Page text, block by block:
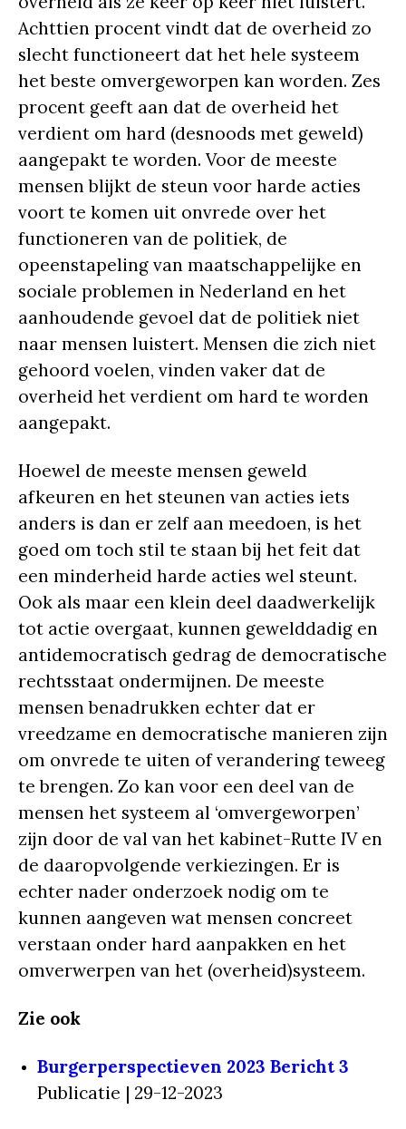
Achttien procent vindt dat de overheid zo
slecht functioneert dat het hele systeem
het beste omvergeworpen kan worden. Zes
procent geeft aan dat de overheid het
verdient om hard (desnoods met geweld)
aangepakt te worden. Voor de meeste
mensen blijkt de steun voor harde acties
voort te komen uit onvrede over het
functioneren van de politiek, de
opeenstapeling van maatschappelijke en
sociale problemen in Nederland en het
aanhoudende gevoel dat de politiek niet
naar mensen luistert. Mensen die zich niet
gehoord voelen, vinden vaker dat de
overheid het verdient om hard te worden
aangepakt.
Hoewel de meeste mensen geweld
afkeuren en het steunen van acties iets
anders is dan er zelf aan meedoen, is het
goed om toch stil te staan bij het feit dat
een minderheid harde acties wel steunt.
Ook als maar een klein deel daadwerkelijk
tot actie overgaat, kunnen gewelddadig en
antidemocratisch gedrag de democratische
rechtsstaat ondermijnen. De meeste
mensen benadrukken echter dat er
vreedzame en democratische manieren zijn
om onvrede te uiten of verandering teweeg
te brengen. Zo kan voor een deel van de
mensen het systeem al ‘omvergeworpen’
zijn door de val van het kabinet-Rutte IV en
de daaropvolgende verkiezingen. Er is
echter nader onderzoek nodig om te
kunnen aangeven wat mensen concreet
verstaan onder hard aanpakken en het
omverwerpen van het (overheid)systeem.
Zie ook
Burgerperspectieven 2023 Bericht 3
Publicatie | 29-12-2023